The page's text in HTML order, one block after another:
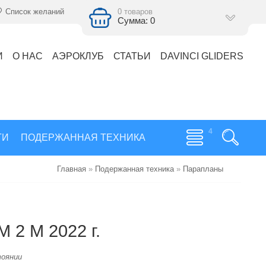
Список желаний 0 товаров
Сумма: 0
О НАС АЭРОКЛУБ СТАТЬИ DAVINCI GLIDERS
ПОДЕРЖАННАЯ ТЕХНИКА
Главная » Подержанная техника » Парапланы
2 M 2022 г.